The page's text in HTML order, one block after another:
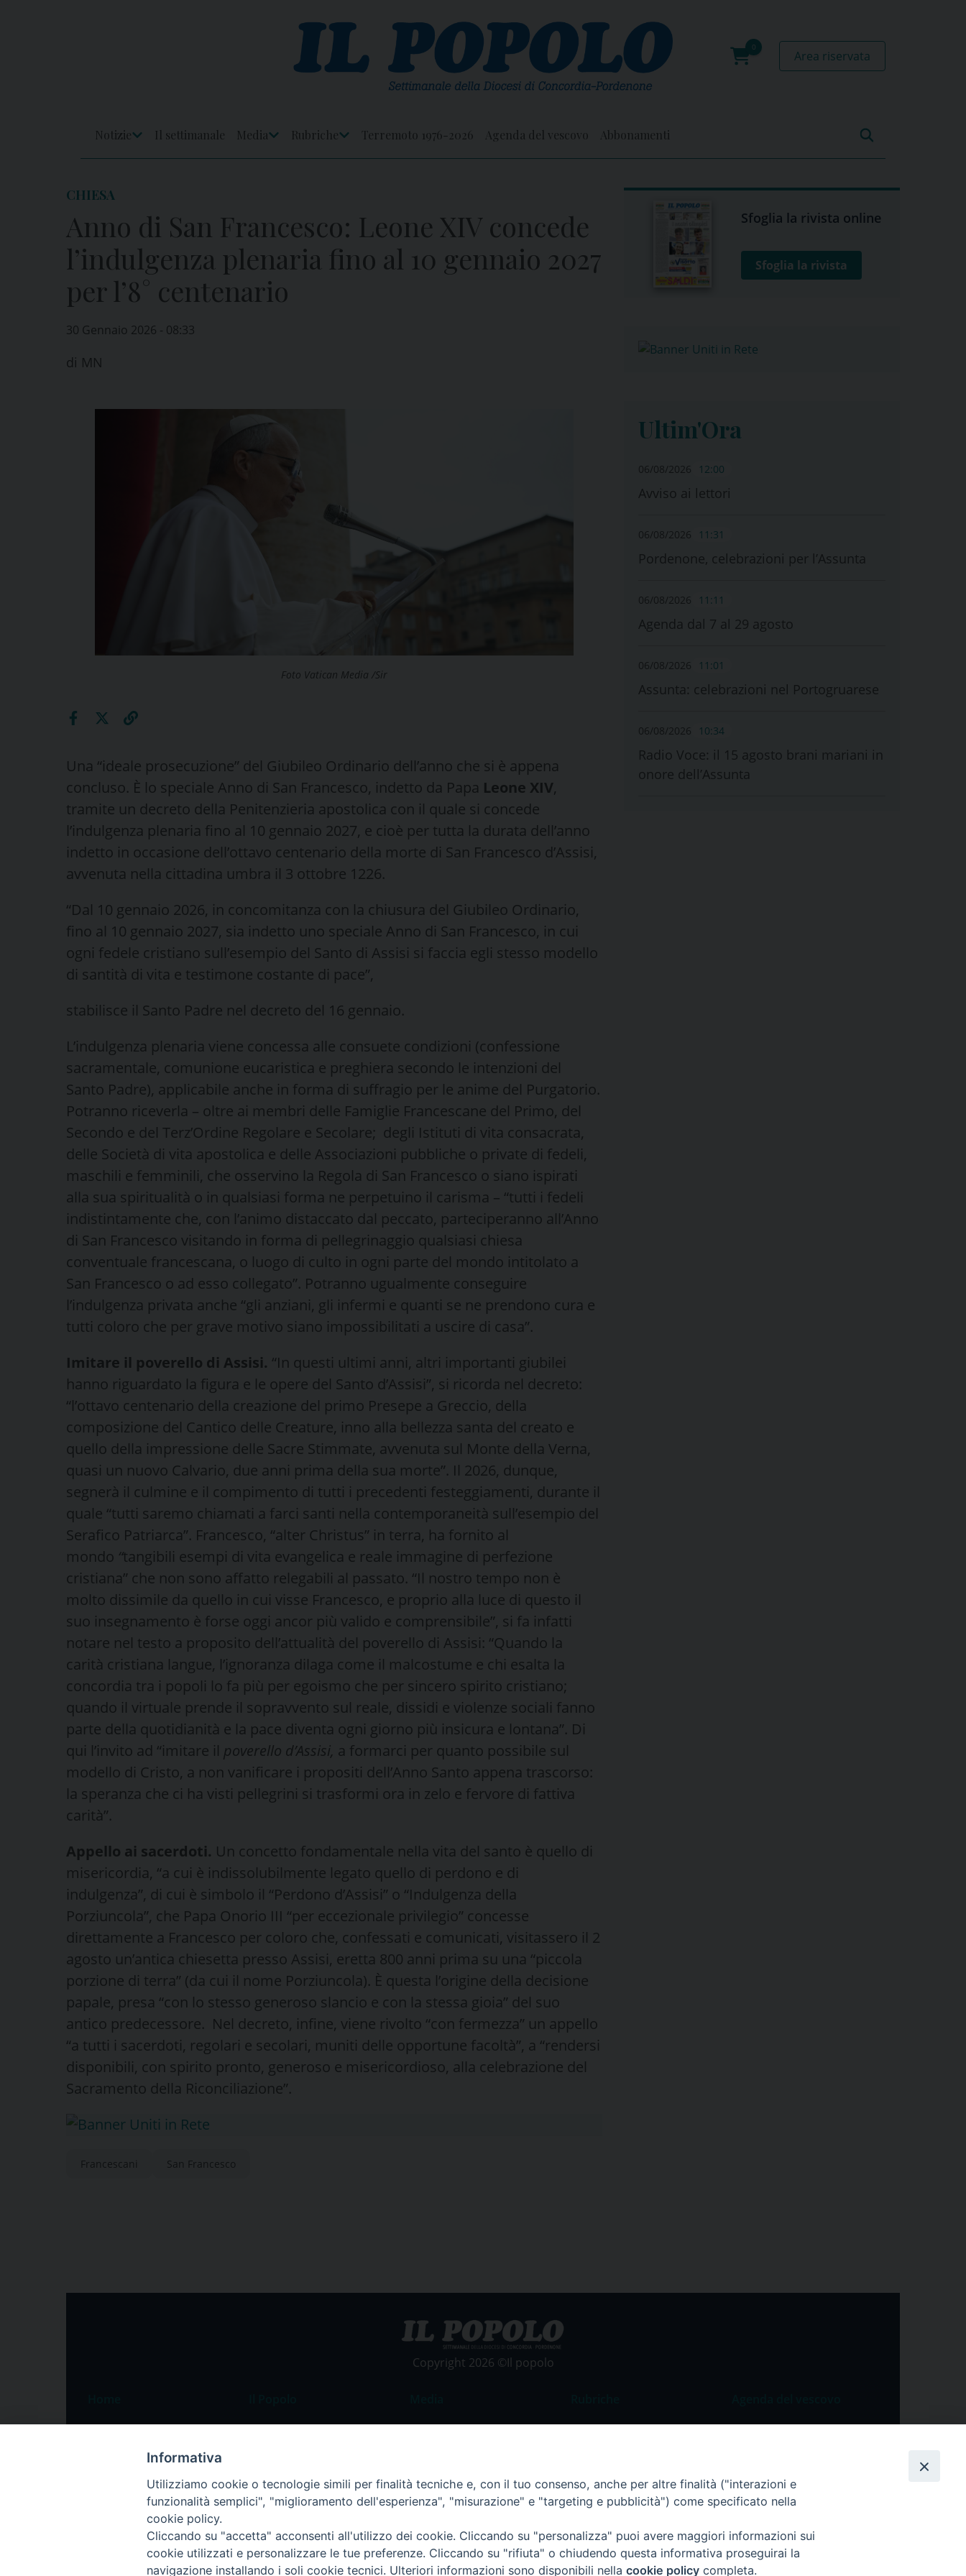
0
Area riservata
Notizie
Il settimanale
Media
Rubriche
Terremoto 1976-2026 Agenda del vescovo Abbonamenti
CHIESA
Anno di San Francesco: Leone XIV concede
l’indulgenza plenaria fino al 10 gennaio 2027
per l’8° centenario
30 Gennaio 2026 - 08:33
di MN
Foto Vatican Media /Sir
Una “ideale prosecuzione” del Giubileo Ordinario dell’anno che si è appena
concluso. È lo speciale Anno di San Francesco, indetto da Papa Leone XIV,
tramite un decreto della Penitenzieria apostolica con il quale si concede
l’indulgenza plenaria fino al 10 gennaio 2027, e cioè per tutta la durata dell’anno
indetto in occasione dell’ottavo centenario della morte di San Francesco d’Assisi,
avvenuta nella cittadina umbra il 3 ottobre 1226.
“Dal 10 gennaio 2026, in concomitanza con la chiusura del Giubileo Ordinario,
fino al 10 gennaio 2027, sia indetto uno speciale Anno di San Francesco, in cui
ogni fedele cristiano sull’esempio del Santo di Assisi si faccia egli stesso modello
di santità di vita e testimone costante di pace”,
stabilisce il Santo Padre nel decreto del 16 gennaio.
L’indulgenza plenaria viene concessa alle consuete condizioni (confessione
sacramentale, comunione eucaristica e preghiera secondo le intenzioni del
Santo Padre), applicabile anche in forma di suffragio per le anime del Purgatorio.
Potranno riceverla – oltre ai membri delle Famiglie Francescane del Primo, del
Secondo e del Terz’Ordine Regolare e Secolare; degli Istituti di vita consacrata,
delle Società di vita apostolica e delle Associazioni pubbliche o private di fedeli,
maschili e femminili, che osservino la Regola di San Francesco o siano ispirati
alla sua spiritualità o in qualsiasi forma ne perpetuino il carisma – “tutti i fedeli
indistintamente che, con l’animo distaccato dal peccato, parteciperanno all’Anno
di San Francesco visitando in forma di pellegrinaggio qualsiasi chiesa
conventuale francescana, o luogo di culto in ogni parte del mondo intitolato a
San Francesco o ad esso collegato”. Potranno ugualmente conseguire
l’indulgenza privata anche “gli anziani, gli infermi e quanti se ne prendono cura e
tutti coloro che per grave motivo siano impossibilitati a uscire di casa”.
Imitare il poverello di Assisi. “In questi ultimi anni, altri importanti giubilei
hanno riguardato la figura e le opere del Santo d’Assisi”, si ricorda nel decreto:
“l’ottavo centenario della creazione del primo Presepe a Greccio, della
composizione del Cantico delle Creature, inno alla bellezza santa del creato e
quello della impressione delle Sacre Stimmate, avvenuta sul Monte della Verna,
quasi un nuovo Calvario, due anni prima della sua morte”. Il 2026, dunque,
segnerà il culmine e il compimento di tutti i precedenti festeggiamenti, durante il
quale “tutti saremo chiamati a farci santi nella contemporaneità sull’esempio del
Serafico Patriarca”. Francesco, “alter Christus” in terra, ha fornito al
mondo “tangibili esempi di vita evangelica e reale immagine di perfezione
cristiana” che non sono affatto relegabili al passato. “Il nostro tempo non è
molto dissimile da quello in cui visse Francesco, e proprio alla luce di questo il
suo insegnamento è forse oggi ancor più valido e comprensibile”, si fa infatti
notare nel testo a proposito dell’attualità del poverello di Assisi: “Quando la
carità cristiana langue, l’ignoranza dilaga come il malcostume e chi esalta la
concordia tra i popoli lo fa più per egoismo che per sincero spirito cristiano;
quando il virtuale prende il sopravvento sul reale, dissidi e violenze sociali fanno
parte della quotidianità e la pace diventa ogni giorno più insicura e lontana”. Di
qui l’invito ad “imitare il poverello d’Assisi, a formarci per quanto possibile sul
modello di Cristo, a non vanificare i propositi dell’Anno Santo appena trascorso:
la speranza che ci ha visti pellegrini si trasformi ora in zelo e fervore di fattiva
carità”.
Appello ai sacerdoti. Un concetto fondamentale nella vita del santo è quello di
misericordia, “a cui è indissolubilmente legato quello di perdono e di
indulgenza”, di cui è simbolo il “Perdono d’Assisi” o “Indulgenza della
Porziuncola”, che Papa Onorio III “per eccezionale privilegio” concesse
direttamente a Francesco per coloro che, confessati e comunicati, visitassero il 2
agosto un’antica chiesetta presso Assisi, eretta 800 anni prima su una “piccola
porzione di terra” (da cui il nome Porziuncola). È questa l’origine della decisione
papale, presa “con lo stesso generoso slancio e con la stessa gioia” del suo
antico predecessore. Nel decreto, infine, viene rivolto “con fermezza” un appello
“a tutti i sacerdoti, regolari e secolari, muniti delle opportune facoltà”, a “rendersi
disponibili, con spirito pronto, generoso e misericordioso, alla celebrazione del
Sacramento della Riconciliazione”.
Francescani San Francesco
Sfoglia la rivista online
Sfoglia la rivista
Ultim'Ora
06/08/2026 12:00
Avviso ai lettori
06/08/2026 11:31
Pordenone, celebrazioni per l’Assunta
06/08/2026 11:11
Agenda dal 7 al 29 agosto
06/08/2026 11:01
Assunta: celebrazioni nel Portogruarese
06/08/2026 10:34
Radio Voce: il 15 agosto brani mariani in
onore dell’Assunta
Copyright 2026 ©Il popolo
Speciali
Pordenone
Portogruaro
Friuli Occidentale
Veneto Orientale
Il settimanale
La redazione
Pubblicità
Foto
Commento al Vangelo
Costume e Società
Apostolato della Preghiera
Regione FVG
Agenda del vescovo
Informativa
Utilizziamo cookie o tecnologie simili per finalità tecniche e, con il tuo consenso, anche per altre finalità ("interazioni e
funzionalità semplici", "miglioramento dell'esperienza", "misurazione" e "targeting e pubblicità") come specificato nella
cookie policy.
Cliccando su "accetta" acconsenti all'utilizzo dei cookie. Cliccando su "personalizza" puoi avere maggiori informazioni sui
cookie utilizzati e personalizzare le tue preferenze. Cliccando su "rifiuta" o chiudendo questa informativa proseguirai la
navigazione installando i soli cookie tecnici. Ulteriori informazioni sono disponibili nella cookie policy completa.